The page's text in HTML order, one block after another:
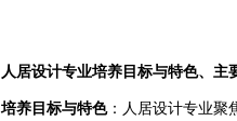
人居设计专业培养目标与特色、主
培养目标与特色：人居设计专业聚